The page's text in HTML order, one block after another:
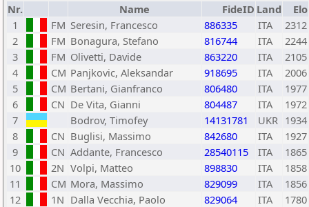
Nr. Name FideID Land
Elo
1
FM Seresin, Francesco 886335 ITA
2312
2
FM Bonagura, Stefano 816744 ITA
2244
3
FM Olivetti, Davide 863220 ITA
2105
4
CM Panjkovic, Aleksandar 918695 ITA
2006
5
CM Bertani, Gianfranco 806480 ITA
1977
6
CN De Vita, Gianni 804487 ITA
1972
7
Bodrov, Timofey 14131781 UKR 1934
8
CN Buglisi, Massimo 842680 ITA
1927
9
CN Addante, Francesco 28540115 ITA
1865
10
2N Volpi, Matteo 898830 ITA
1858
11
CM Mora, Massimo 829099 ITA
1856
12
1N Dalla Vecchia, Paolo 829064 ITA
1780